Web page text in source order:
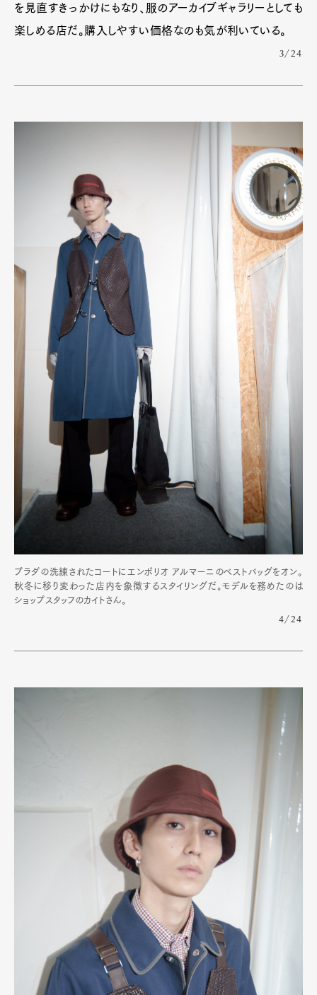
を見直すきっかけにもなり、服のアーカイブギャラリーとしても
楽しめる店だ。購入しやすい価格なのも気が利いている。
3/24
プラダの洗練されたコートにエンポリオ アルマーニのベストバッグをオン。
秋冬に移り変わった店内を象徴するスタイリングだ。モデルを務めたのは
ショップスタッフのカイトさん。
4/24